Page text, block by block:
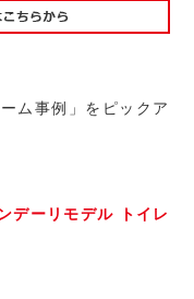
ム事例」をピックア
ーリモデル トイレ